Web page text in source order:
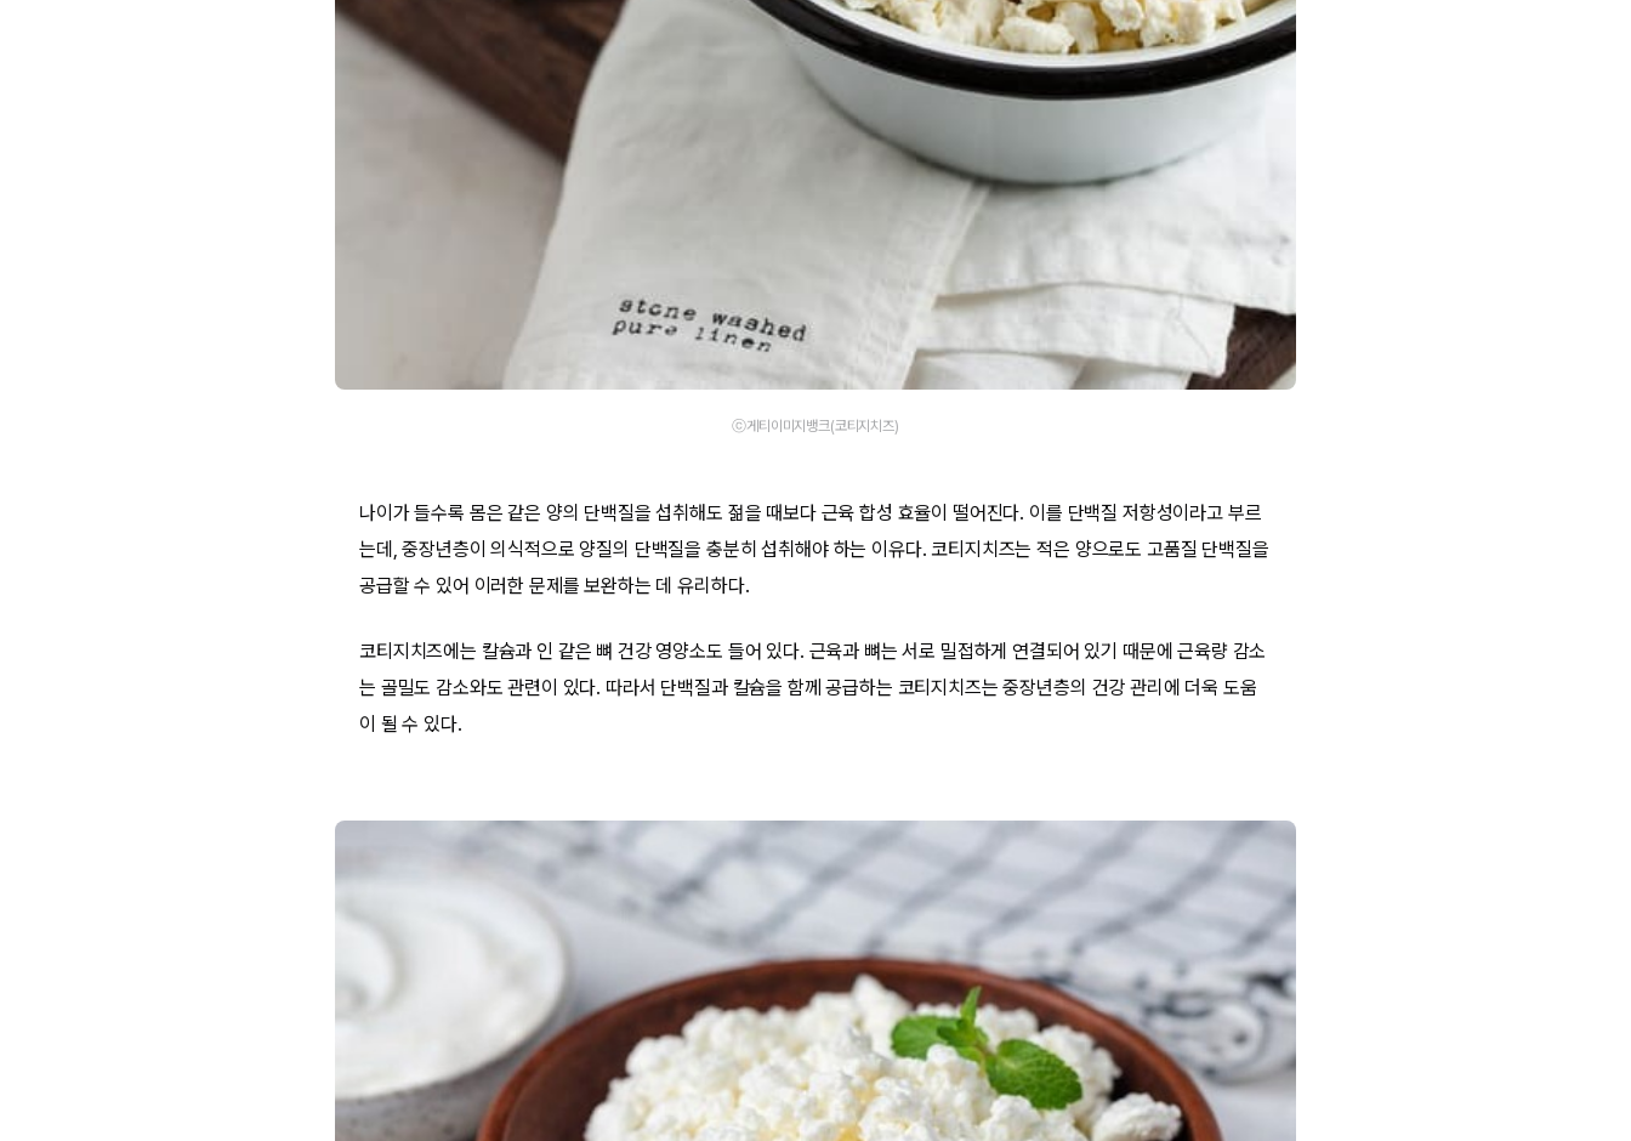
ⓒ게티이미지뱅크(코티지치즈)
나이가 들수록 몸은 같은 양의 단백질을 섭취해도 젊을 때보다 근육 합성 효율이 떨어진다. 이를 단백질 저항성이라고 부르
는데, 중장년층이 의식적으로 양질의 단백질을 충분히 섭취해야 하는 이유다. 코티지치즈는 적은 양으로도 고품질 단백질을
공급할 수 있어 이러한 문제를 보완하는 데 유리하다.
코티지치즈에는 칼슘과 인 같은 뼈 건강 영양소도 들어 있다. 근육과 뼈는 서로 밀접하게 연결되어 있기 때문에 근육량 감소
는 골밀도 감소와도 관련이 있다. 따라서 단백질과 칼슘을 함께 공급하는 코티지치즈는 중장년층의 건강 관리에 더욱 도움
이 될 수 있다.